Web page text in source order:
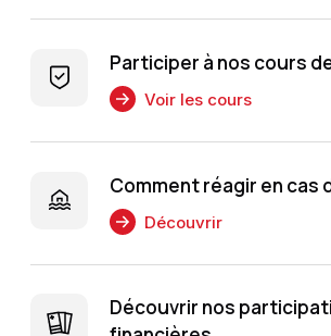
Participer à nos cours
Voir les cours
Comment réagir en cas
Découvrir
Découvrir nos